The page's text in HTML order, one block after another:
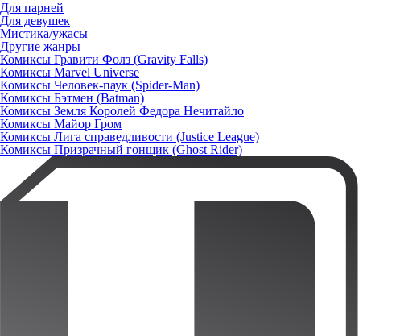
Для парней
Для девушек
Мистика/ужасы
Другие жанры
Комиксы Гравити Фолз (Gravity Falls)
Комиксы Marvel Universe
Комиксы Человек-паук (Spider-Man)
Комиксы Бэтмен (Batman)
Комиксы Земля Королей Федора Нечитайло
Комиксы Майор Гром
Комиксы Лига справедливости (Justice League)
Комиксы Призрачный гонщик (Ghost Rider)